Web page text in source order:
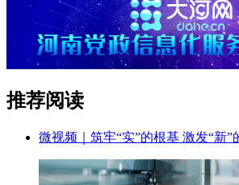
推荐阅读
微视频｜筑牢“实”的根基 激发“新”